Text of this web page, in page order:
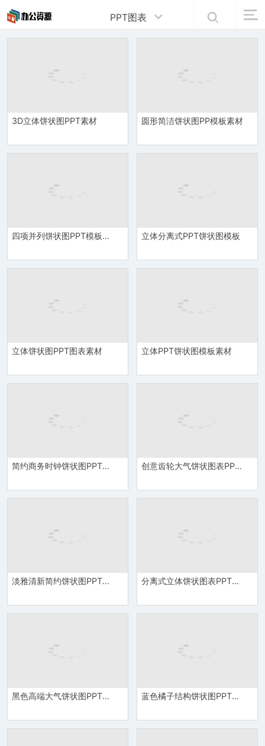
PPT图表
3D立体饼状图PPT素材 圆形简洁饼状图PP模板素材
四项并列饼状图PPT模板素材 立体分离式PPT饼状图模板
立体饼状图PPT图表素材 立体PPT饼状图模板素材
简约商务时钟饼状图PPT模板素材 创意齿轮大气饼状图表PPT模板
淡雅清新简约饼状图PPT图表 分离式立体饼状图表PPT模板
黑色高端大气饼状图PPT图表 蓝色橘子结构饼状图PPT图表模板